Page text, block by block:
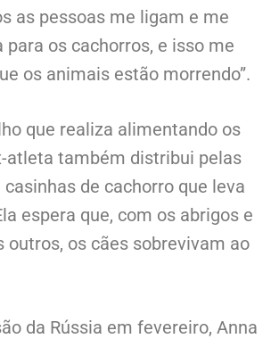
as pessoas me ligam e me
para os cachorros, e isso me
os animais estão morrendo”.
que realiza alimentando os
atleta também distribui pelas
de cachorro que leva
espera que, com os abrigos e
outros, os cães sobrevivam ao
da Rússia em fevereiro, Anna